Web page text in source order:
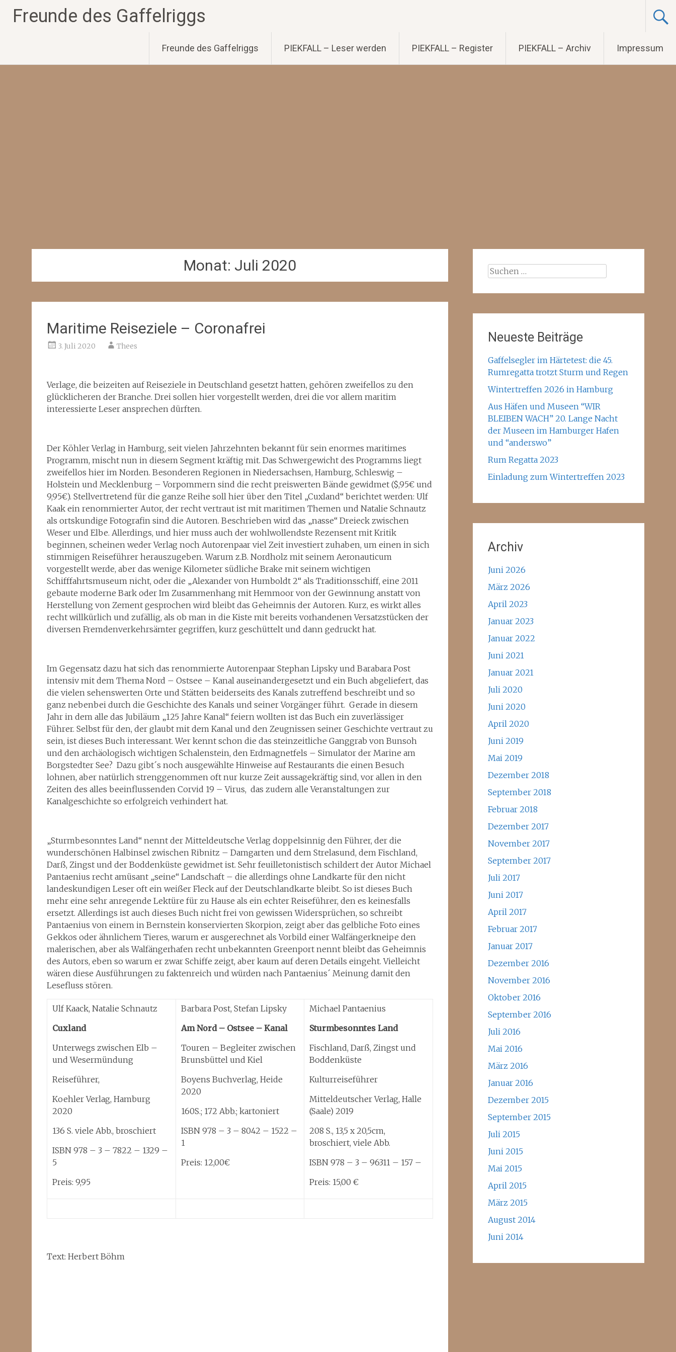
InhaltFreunde des Gaffelriggs
Freunde des Gaffelriggs PIEKFALL – Leser werden PIEKFALL – Register PIEKFALL – Archiv Impressum
Monat: Juli 2020
Maritime Reiseziele – Coronafrei
3. Juli 2020 Thees
Verlage, die beizeiten auf Reiseziele in Deutschland gesetzt hatten, gehören zweifellos zu den
glücklicheren der Branche. Drei sollen hier vorgestellt werden, drei die vor allem maritim
interessierte Leser ansprechen dürften.
Der Köhler Verlag in Hamburg, seit vielen Jahrzehnten bekannt für sein enormes maritimes
Programm, mischt nun in diesem Segment kräftig mit. Das Schwergewicht des Programms liegt
zweifellos hier im Norden. Besonderen Regionen in Niedersachsen, Hamburg, Schleswig –
Holstein und Mecklenburg – Vorpommern sind die recht preiswerten Bände gewidmet ($,95€ und
9,95€). Stellvertretend für die ganze Reihe soll hier über den Titel „Cuxland“ berichtet werden: Ulf
Kaak ein renommierter Autor, der recht vertraut ist mit maritimen Themen und Natalie Schnautz
als ortskundige Fotografin sind die Autoren. Beschrieben wird das „nasse“ Dreieck zwischen
Weser und Elbe. Allerdings, und hier muss auch der wohlwollendste Rezensent mit Kritik
beginnen, scheinen weder Verlag noch Autorenpaar viel Zeit investiert zuhaben, um einen in sich
stimmigen Reiseführer herauszugeben. Warum z.B. Nordholz mit seinem Aeronauticum
vorgestellt werde, aber das wenige Kilometer südliche Brake mit seinem wichtigen
Schifffahrtsmuseum nicht, oder die „Alexander von Humboldt 2“ als Traditionsschiff, eine 2011
gebaute moderne Bark oder Im Zusammenhang mit Hemmoor von der Gewinnung anstatt von
Herstellung von Zement gesprochen wird bleibt das Geheimnis der Autoren. Kurz, es wirkt alles
recht willkürlich und zufällig, als ob man in die Kiste mit bereits vorhandenen Versatzstücken der
diversen Fremdenverkehrsämter gegriffen, kurz geschüttelt und dann gedruckt hat.
Im Gegensatz dazu hat sich das renommierte Autorenpaar Stephan Lipsky und Barabara Post
intensiv mit dem Thema Nord – Ostsee – Kanal auseinandergesetzt und ein Buch abgeliefert, das
die vielen sehenswerten Orte und Stätten beiderseits des Kanals zutreffend beschreibt und so
ganz nebenbei durch die Geschichte des Kanals und seiner Vorgänger führt. Gerade in diesem
Jahr in dem alle das Jubiläum „125 Jahre Kanal“ feiern wollten ist das Buch ein zuverlässiger
Führer. Selbst für den, der glaubt mit dem Kanal und den Zeugnissen seiner Geschichte vertraut zu
sein, ist dieses Buch interessant. Wer kennt schon die das steinzeitliche Ganggrab von Bunsoh
und den archäologisch wichtigen Schalenstein, den Erdmagnetfels – Simulator der Marine am
Borgstedter See? Dazu gibt´s noch ausgewählte Hinweise auf Restaurants die einen Besuch
lohnen, aber natürlich strenggenommen oft nur kurze Zeit aussagekräftig sind, vor allen in den
Zeiten des alles beeinflussenden Corvid 19 – Virus, das zudem alle Veranstaltungen zur
Kanalgeschichte so erfolgreich verhindert hat.
„Sturmbesonntes Land“ nennt der Mitteldeutsche Verlag doppelsinnig den Führer, der die
wunderschönen Halbinsel zwischen Ribnitz – Damgarten und dem Strelasund, dem Fischland,
Darß, Zingst und der Boddenküste gewidmet ist. Sehr feuilletonistisch schildert der Autor Michael
Pantaenius recht amüsant „seine“ Landschaft – die allerdings ohne Landkarte für den nicht
landeskundigen Leser oft ein weißer Fleck auf der Deutschlandkarte bleibt. So ist dieses Buch
mehr eine sehr anregende Lektüre für zu Hause als ein echter Reiseführer, den es keinesfalls
ersetzt. Allerdings ist auch dieses Buch nicht frei von gewissen Widersprüchen, so schreibt
Pantaenius von einem in Bernstein konservierten Skorpion, zeigt aber das gelbliche Foto eines
Gekkos oder ähnlichem Tieres, warum er ausgerechnet als Vorbild einer Walfängerkneipe den
malerischen, aber als Walfängerhafen recht unbekannten Greenport nennt bleibt das Geheimnis
des Autors, eben so warum er zwar Schiffe zeigt, aber kaum auf deren Details eingeht. Vielleicht
wären diese Ausführungen zu faktenreich und würden nach Pantaenius´ Meinung damit den
Lesefluss stören.
Ulf Kaack, Natalie Schnautz
Cuxland
Unterwegs zwischen Elb –
und Wesermündung
Reiseführer,
Koehler Verlag, Hamburg
2020
136 S. viele Abb., broschiert
ISBN 978 – 3 – 7822 – 1329 –
5
Preis: 9,95
Barbara Post, Stefan Lipsky
Am Nord – Ostsee – Kanal
Touren – Begleiter zwischen
Brunsbüttel und Kiel
Boyens Buchverlag, Heide
2020
160S.; 172 Abb.; kartoniert
ISBN 978 – 3 – 8042 – 1522 –
1
Preis: 12,00€
Michael Pantaenius
Sturmbesonntes Land
Fischland, Darß, Zingst und
Boddenküste
Kulturreiseführer
Mitteldeutscher Verlag, Halle
(Saale) 2019
208 S., 13,5 x 20,5cm,
broschiert, viele Abb.
ISBN 978 – 3 – 96311 – 157 –
Preis: 15,00 €
Text: Herbert Böhm
Suchen
Neueste Beiträge
Gaffelsegler im Härtetest: die 45.
Rumregatta trotzt Sturm und Regen
Wintertreffen 2026 in Hamburg
Aus Häfen und Museen “WIR
BLEIBEN WACH” 20. Lange Nacht
der Museen im Hamburger Hafen
und “anderswo”
Rum Regatta 2023
Einladung zum Wintertreffen 2023
Archiv
Juni 2026
März 2026
April 2023
Januar 2023
Januar 2022
Juni 2021
Januar 2021
Juli 2020
Juni 2020
April 2020
Juni 2019
Mai 2019
Dezember 2018
September 2018
Februar 2018
Dezember 2017
November 2017
September 2017
Juli 2017
Juni 2017
April 2017
Februar 2017
Januar 2017
Dezember 2016
November 2016
Oktober 2016
September 2016
Juli 2016
Mai 2016
März 2016
Januar 2016
Dezember 2015
September 2015
Juli 2015
Juni 2015
Mai 2015
April 2015
März 2015
August 2014
Juni 2014